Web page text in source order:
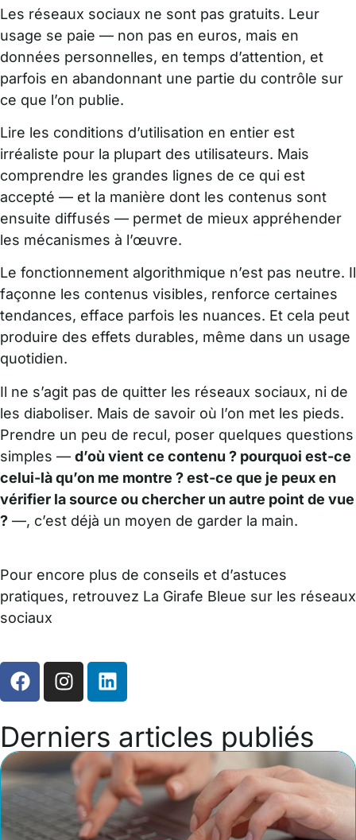
Les réseaux sociaux ne sont pas gratuits. Leur
usage se paie — non pas en euros, mais en
données personnelles, en temps d’attention, et
parfois en abandonnant une partie du contrôle sur
ce que l’on publie.
Lire les conditions d’utilisation en entier est
irréaliste pour la plupart des utilisateurs. Mais
comprendre les grandes lignes de ce qui est
accepté — et la manière dont les contenus sont
ensuite diffusés — permet de mieux appréhender
les mécanismes à l’œuvre.
Le fonctionnement algorithmique n’est pas neutre. Il
façonne les contenus visibles, renforce certaines
tendances, efface parfois les nuances. Et cela peut
produire des effets durables, même dans un usage
quotidien.
Il ne s’agit pas de quitter les réseaux sociaux, ni de
les diaboliser. Mais de savoir où l’on met les pieds.
Prendre un peu de recul, poser quelques questions
simples — d’où vient ce contenu ? pourquoi est-ce
celui-là qu’on me montre ? est-ce que je peux en
vérifier la source ou chercher un autre point de vue
? —, c’est déjà un moyen de garder la main.
Pour encore plus de conseils et d’astuces
pratiques, retrouvez La Girafe Bleue sur les réseaux
sociaux
Derniers articles publiés